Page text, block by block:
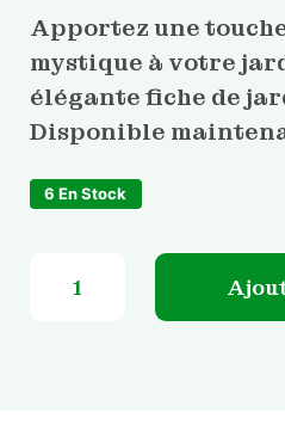
Apportez une
mystique à votre
élégante fiche de
Disponible
6 En Stock
quantité de Fiche de jardin